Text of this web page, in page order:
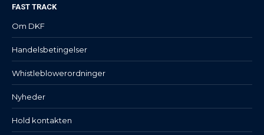
FAST TRACK
Om DKF
Handelsbetingelser
Whistleblowerordninger
Nyheder
Hold kontakten